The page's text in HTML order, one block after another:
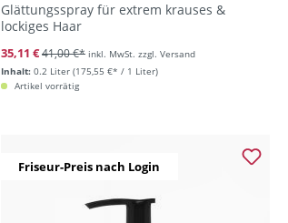
Glättungsspray für extrem krauses &
lockiges Haar
Inhalt: 0.2 Liter (175,55 €* / 1 Liter)
35,11 €41,00 €* inkl. MwSt. zzgl. Versand
Artikel vorrätig
Friseur-Preis nach Login